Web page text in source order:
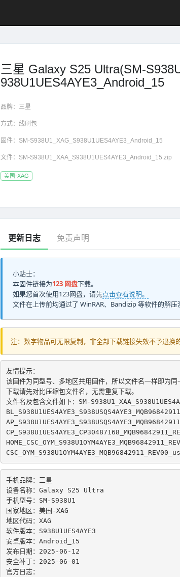
三星 Galaxy S25 Ultra(SM-
938U1UES4AYE3_Android_15
品牌： 三星
方式： 线刷包
固件： SM-S938U1_XAG_S938U1UES4AYE3_Android_15
文件： SM-S938U1_XAA_S938U1UES4AYE3_Android_15.zip
美国-XAG
更新日志 免责声明
小贴士：
本固件链接为123 网盘下载。
如果您首次使用123网盘，请先点击查看说明。
文件在上传前均通过了 WinRAR、Bandizip 等软件的解压
注：数字物品可无限复制，非全部下载链接失效不予退换
友情提示：
该固件为同型号、多地区共用固件，所以文件名一样即为同
下载请先对比压缩包文件名，无需重复下载。
文件名及包含文件如下：SM-
手机品牌：三星
设备名称：Galaxy S25 Ultra
手机型号：SM-S938U1
国家地区：美国-XAG
地区代码：XAG
软件版本：S938U1UES4AYE3
安卓版本：Android_15
发布日期：2025-06-12
安全补丁：2025-06-01
官方日志：